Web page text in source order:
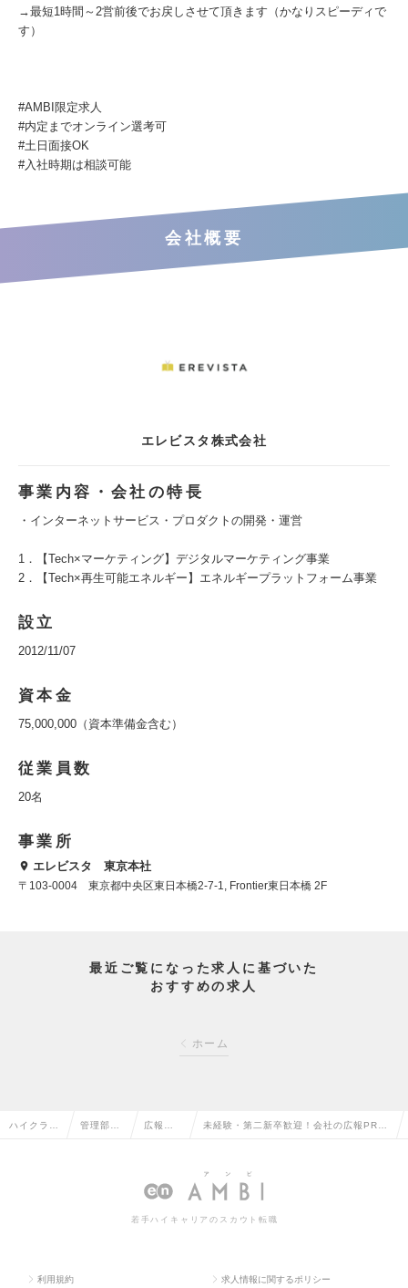
→最短1時間～2営前後でお戻しさせて頂きます（かなりスピーディで
す）
#AMBI限定求⼈
#内定までオンライン選考可
#⼟⽇⾯接OK
#⼊社時期は相談可能
会社概要
エレビスタ株式会社
事業内容・会社の特長
・インターネットサービス・プロダクトの開発・運営
1．【Tech×マーケティング】デジタルマーケティング事業
2．【Tech×再生可能エネルギー】エネルギープラットフォーム事業
設立
2012/11/07
資本金
75,000,000（資本準備金含む）
従業員数
20名
事業所
エレビスタ 東京本社
〒103-0004 東京都中央区東日本橋2-7-1, Frontier東日本橋 2F
最近ご覧になった求人に基づいた
おすすめの求人
ホーム
ハイクラス 管理部門 広報・I 未経験・第二新卒歓迎！会社の広報PRや
若手ハイキャリアのスカウト転職
利用規約 求人情報に関するポリシー